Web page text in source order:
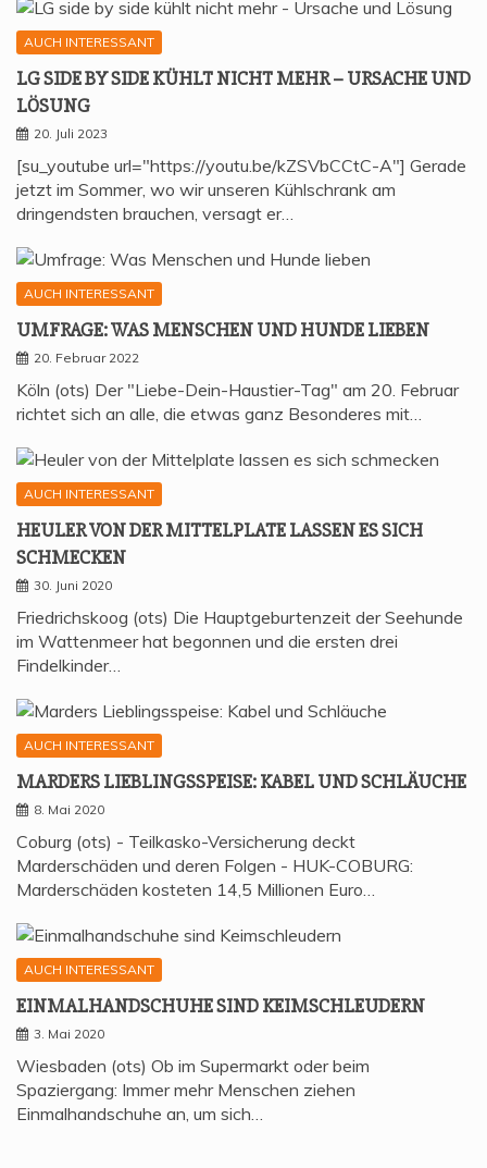
AUCH INTERESSANT
LG SIDE BY SIDE KÜHLT NICHT MEHR – URSA­CHE UND
LÖSUNG
20. Juli 2023
[su_youtube url="https://youtu.be/kZSVbCCtC-A"] Gerade
jetzt im Sommer, wo wir unseren Kühlschrank am
dringendsten brauchen, versagt er…
AUCH INTERESSANT
UMFRA­GE: WAS MEN­SCHEN UND HUN­DE LIEBEN
20. Februar 2022
Köln (ots) Der "Liebe-Dein-Haustier-Tag" am 20. Februar
richtet sich an alle, die etwas ganz Besonderes mit…
AUCH INTERESSANT
HEU­LER VON DER MIT­TEL­P­LA­TE LAS­SEN ES SICH
SCHMECKEN
30. Juni 2020
Friedrichskoog (ots) Die Hauptgeburtenzeit der Seehunde
im Wattenmeer hat begonnen und die ersten drei
Findelkinder…
AUCH INTERESSANT
MAR­DERS LIEB­LINGS­SPEI­SE: KABEL UND SCHLÄUCHE
8. Mai 2020
Coburg (ots) - Teilkasko-Versicherung deckt
Marderschäden und deren Folgen - HUK-COBURG:
Marderschäden kosteten 14,5 Millionen Euro…
AUCH INTERESSANT
EIN­MAL­HAND­SCHU­HE SIND KEIMSCHLEUDERN
3. Mai 2020
Wiesbaden (ots) Ob im Supermarkt oder beim
Spaziergang: Immer mehr Menschen ziehen
Einmalhandschuhe an, um sich…